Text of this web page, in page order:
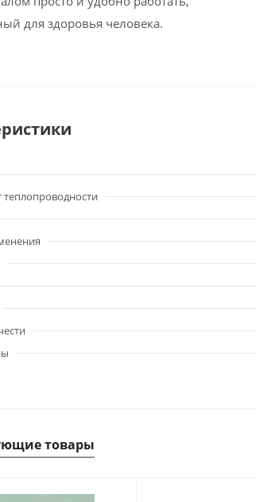
для здоровья человека.
товары